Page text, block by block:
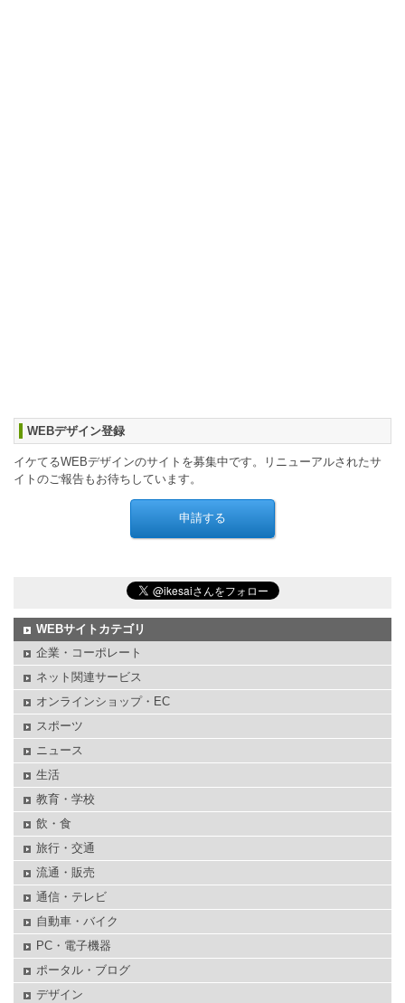
WEBデザイン登録
イケてるWEBデザインのサイトを募集中です。リニューアルされたサ
イトのご報告もお待ちしています。
WEBサイトカテゴリ
企業・コーポレート
ネット関連サービス
オンラインショップ・EC
スポーツ
ニュース
生活
教育・学校
飲・食
旅行・交通
流通・販売
通信・テレビ
自動車・バイク
PC・電子機器
ポータル・ブログ
デザイン